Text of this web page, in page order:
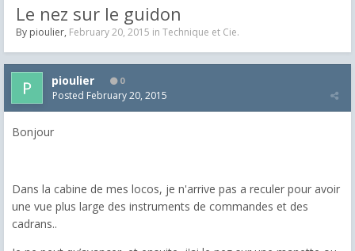
Le nez sur le guidon
By pioulier, February 20, 2015 in Technique et Cie.
pioulier 0
Posted February 20, 2015
Bonjour
Dans la cabine de mes locos, je n'arrive pas a reculer pour avoir
une vue plus large des instruments de commandes et des
cadrans..